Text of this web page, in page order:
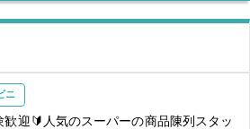
ニ
歓迎🔰人気のスーパーの商品陳列スタッ